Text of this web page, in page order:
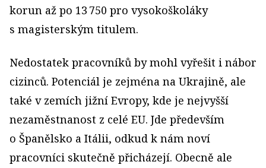
korun až po 13 750 pro vysokoškoláky
s magisterským titulem.
Nedostatek pracovníků by mohl vyřešit i nábor
cizinců. Potenciál je zejména na Ukrajině, ale
také v zemích jižní Evropy, kde je nejvyšší
nezaměstnanost z celé EU. Jde především
o Španělsko a Itálii, odkud k nám noví
pracovníci skutečně přicházejí. Obecně ale